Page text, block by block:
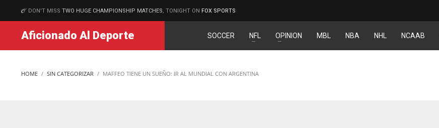
MATCHES
DON'T MISS TWO HUGE CHAMPIONSHIP MATCHES , TONIGHT ON FOX SPORTS
Aficionado Al Deporte SOCCER NFL OPINION MBL NBA NHL NCAAB
HOME SIN CATEGORIZAR MAFFEO TIENE UN SUEÑO: IR AL MUNDIAL CON ARGENTINA